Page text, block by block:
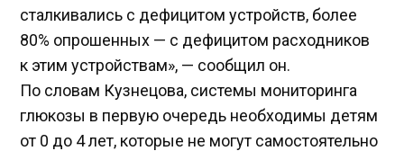
сталкивались с дефицитом устройств, более
80% опрошенных — с дефицитом расходников
к этим устройствам», — сообщил он.
По словам Кузнецова, системы мониторинга
глюкозы в первую очередь необходимы детям
от 0 до 4 лет, которые не могут самостоятельно